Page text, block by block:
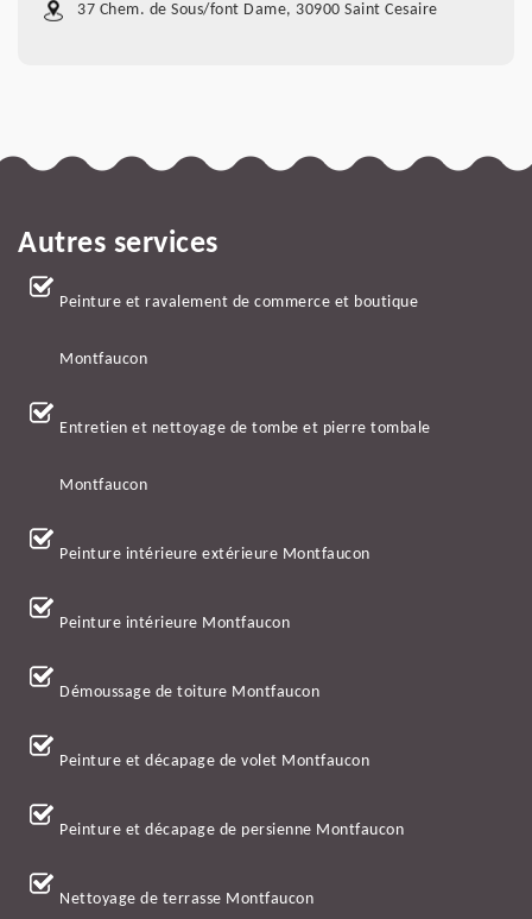
37 Chem. de Sous/font Dame, 30900 Saint Cesaire
Autres services
Peinture et ravalement de commerce et boutique
Montfaucon
Entretien et nettoyage de tombe et pierre tombale
Montfaucon
Peinture intérieure extérieure Montfaucon
Peinture intérieure Montfaucon
Démoussage de toiture Montfaucon
Peinture et décapage de volet Montfaucon
Peinture et décapage de persienne Montfaucon
Nettoyage de terrasse Montfaucon